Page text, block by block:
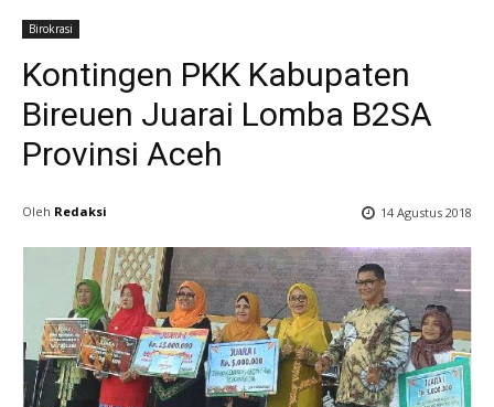
Birokrasi
Kontingen PKK Kabupaten
Bireuen Juarai Lomba B2SA
Provinsi Aceh
Oleh Redaksi 14 Agustus 2018